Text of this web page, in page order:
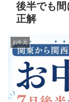
後半でも
正解
お中元